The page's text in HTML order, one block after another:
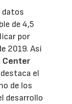
datos
de 4,5
por
2019. Así
Center
el
de los
desarrollo